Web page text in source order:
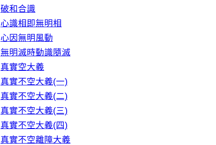
破和合識
心識相即無明相
心因無明風動
無明滅時動識隨滅
真實空大義
真實不空大義(一)
真實不空大義(二)
真實不空大義(三)
真實不空大義(四)
真實不空離障大義